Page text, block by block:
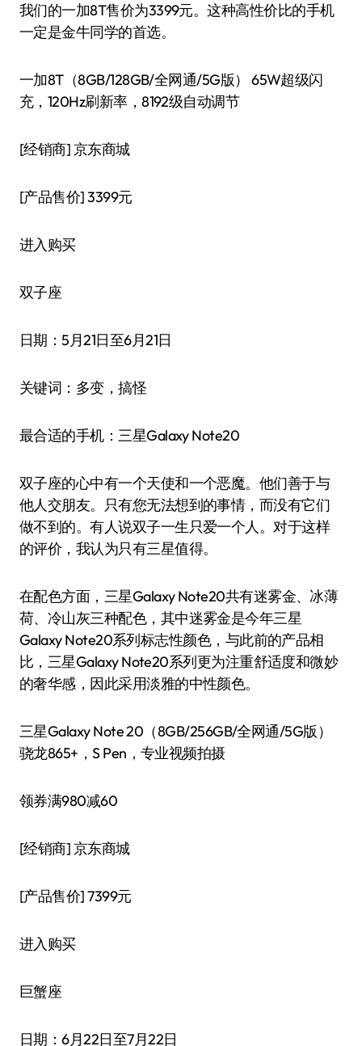
我们的一加8T售价为3399元。这种高性价比的手机
一定是金牛同学的首选。
一加8T（8GB/128GB/全网通/5G版） 65W超级闪
充，120Hz刷新率，8192级自动调节
[经销商]京东商城
[产品售价]3399元
进入购买
双子座
日期：5月21日至6月21日
关键词：多变，搞怪
最合适的手机：三星Galaxy Note20
双子座的心中有一个天使和一个恶魔。他们善于与
他人交朋友。只有您无法想到的事情，而没有它们
做不到的。有人说双子一生只爱一个人。对于这样
的评价，我认为只有三星值得。
在配色方面，三星Galaxy Note20共有迷雾金、冰薄
荷、冷山灰三种配色，其中迷雾金是今年三星
Galaxy Note20系列标志性颜色，与此前的产品相
比，三星Galaxy Note20系列更为注重舒适度和微妙
的奢华感，因此采用淡雅的中性颜色。
三星Galaxy Note 20（8GB/256GB/全网通/5G版）
骁龙865+，S Pen，专业视频拍摄
领券满980减60
[经销商]京东商城
[产品售价]7399元
进入购买
巨蟹座
日期：6月22日至7月22日